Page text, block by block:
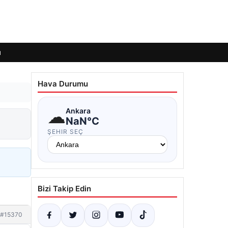
#15370
Hava Durumu
☁Ankara
NaN°C
ŞEHIR SEÇ
Bizi Takip Edin